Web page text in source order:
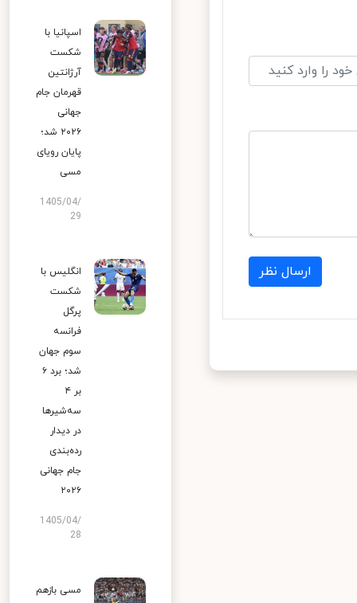
ارسال نظر
اسپانیا با
شکست
آرژانتین
قهرمان جام
جهانی
۲۰۲۶ شد؛
پایان رویای
مسی
1405/04/
29
انگلیس با
شکست
پرگل
فرانسه
سوم جهان
شد؛ برد ۶
بر ۴
سه‌شیرها
در دیدار
رده‌بندی
جام جهانی
۲۰۲۶
1405/04/
28
مسی بازهم